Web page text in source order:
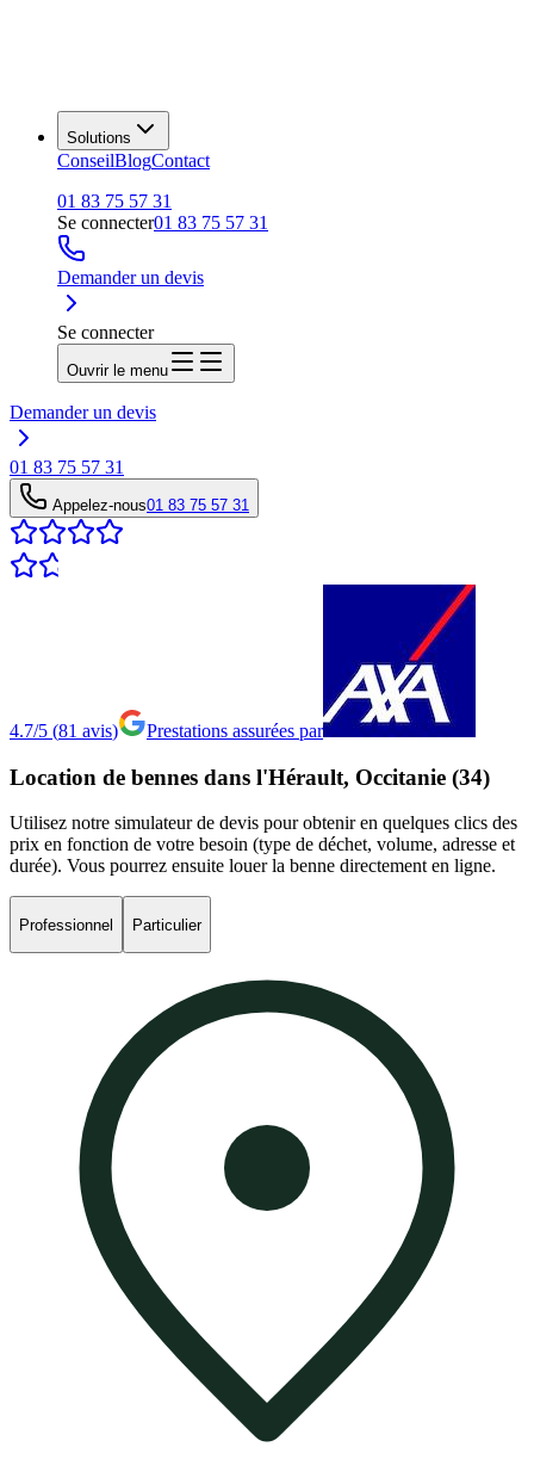
Solutions
ConseilBlogContact
01 83 75 57 31
Se connecter01 83 75 57 31
Demander un devis
Se connecter
Ouvrir le menu
Demander un devis
01 83 75 57 31
Appelez-nous01 83 75 57 31
4.7/5 (81 avis) Prestations assurées par
Location de bennes dans l'Hérault, Occitanie (34)
Utilisez notre simulateur de devis pour obtenir en quelques clics des
prix en fonction de votre besoin (type de déchet, volume, adresse et
durée). Vous pourrez ensuite louer la benne directement en ligne.
Professionnel Particulier